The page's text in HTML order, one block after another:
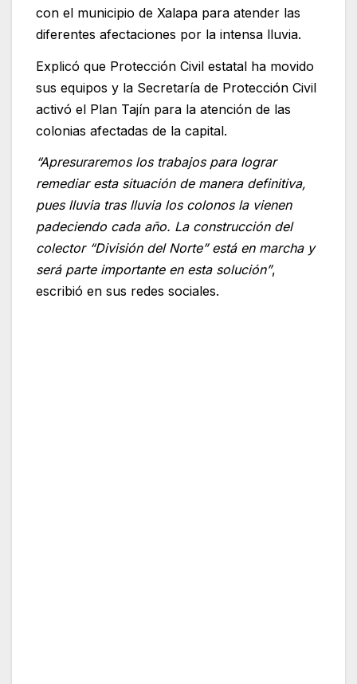
con el municipio de Xalapa para atender las
diferentes afectaciones por la intensa lluvia.
Explicó que Protección Civil estatal ha movido
sus equipos y la Secretaría de Protección Civil
activó el Plan Tajín para la atención de las
colonias afectadas de la capital.
“Apresuraremos los trabajos para lograr
remediar esta situación de manera definitiva,
pues lluvia tras lluvia los colonos la vienen
padeciendo cada año. La construcción del
colector “División del Norte” está en marcha y
será parte importante en esta solución”,
escribió en sus redes sociales.